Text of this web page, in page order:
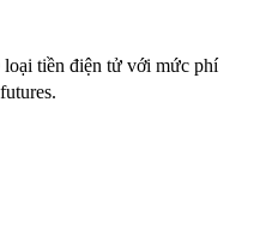
tiền điện tử với mức phí